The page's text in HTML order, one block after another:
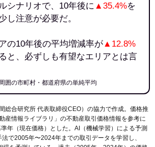
シナリオで、10年後に▲35.4%を
し注意が必要だ。
の10年後の平均増減率が▲12.8%
と、必ずしも有望なエリアとは言
囲の市町村・都道府県の単純平均
総合研究所 代表取締役CEO）の協力で作成。価格推
産情報ライブラリ 」の不動産取引価格情報を参考に
年（現在価格）とした。AI（機械学習）による予測
で2005年〜2024年までの取引データを学習し、